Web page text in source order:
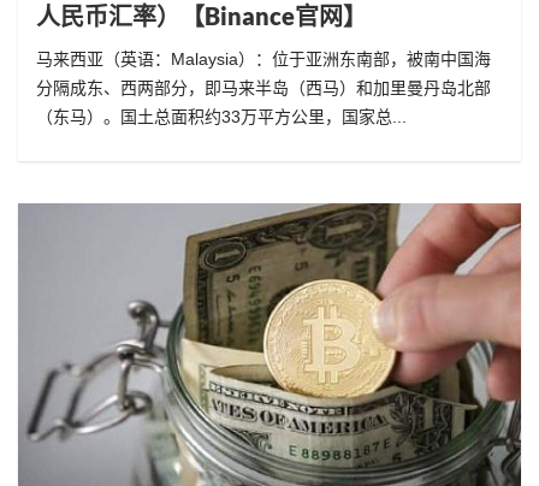
人民币汇率）【binance官网】
马来西亚（英语：Malaysia）：位于亚洲东南部，被南中国海
分隔成东、西两部分，即马来半岛（西马）和加里曼丹岛北部
（东马）。国土总面积约33万平方公里，国家总...